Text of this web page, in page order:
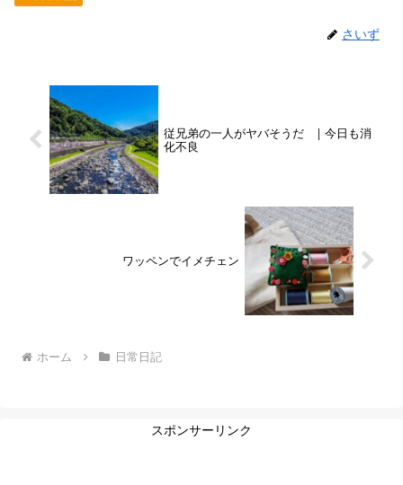
さいず
従兄弟の一人がヤバそうだ | 今日も消
化不良
ワッペンでイメチェン
ホーム 日常日記
スポンサーリンク